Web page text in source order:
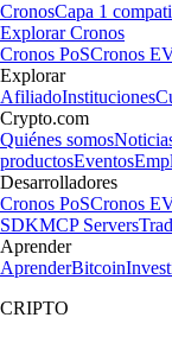
CronosCapa 1
Explorar Cronos
Cronos PoSCronos
Explorar
AfiliadoInstituciones
Crypto.com
Quiénes somos
productosEventos
Desarrolladores
Cronos PoSCronos
SDKMCP Servers
Aprender
AprenderBitcoin
CRIPTO